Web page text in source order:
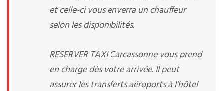
et celle-ci vous enverra un chauffeur
selon les disponibilités.
RESERVER TAXI Carcassonne vous prend
en charge dès votre arrivée. Il peut
assurer les transferts aéroports à l’hôtel